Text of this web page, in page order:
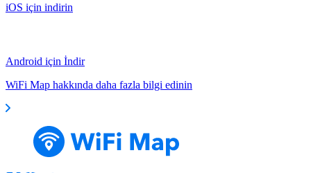
iOS için indirin
Android için İndir
WiFi Map hakkında daha fazla bilgi edinin